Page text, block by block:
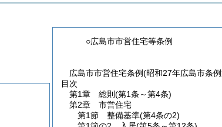
○広島市市営住宅等条例
広島市市営住宅条例(昭和27年広島市条
目次
第1章
総則 (第1条～第4条)
第2章
市営住宅
第1節
整備基準(第4条の2)